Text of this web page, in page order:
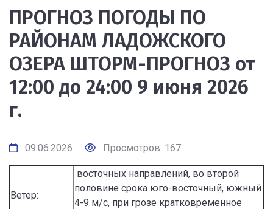
ПРОГНОЗ ПОГОДЫ ПО
РАЙОНАМ ЛАДОЖСКОГО
ОЗЕРА ШТОРМ-ПРОГНОЗ от
12:00 до 24:00 9 июня 2026
г.
09.06.2026 Просмотров: 167
Ветер:
восточных направлений, во второй
половине срока юго-восточный, южный
4-9 м/с, при грозе кратковременное